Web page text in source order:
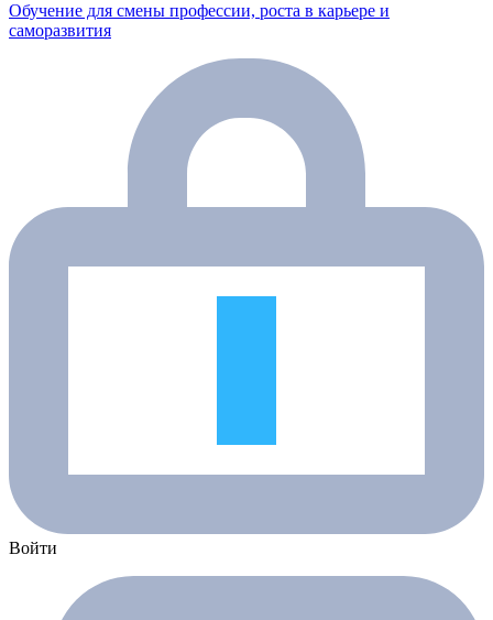
Обучение для смены профессии, роста в карьере и
саморазвития
Войти